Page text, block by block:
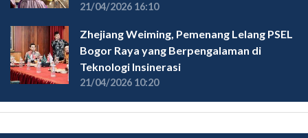
21/04/2026 16:10
Zhejiang Weiming, Pemenang Lelang PSEL
Bogor Raya yang Berpengalaman di
Teknologi Insinerasi
21/04/2026 10:20